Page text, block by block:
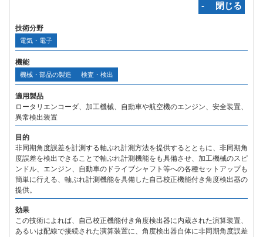
‐ 閉じる
技術分野
電気・電子
機能
機械・部品の製造 検査・検出
適用製品
ロータリエンコーダ、加工機械、自動車や航空機のエンジン、安全装置、
異常検出装置
目的
非同期角度誤差を計測する軸ぶれ計測方法を提供するとともに、非同期角
度誤差を検出できることで軸ぶれ計測機能をも具備させ、加工機械のスピ
ンドル、エンジン、自動車のドライブシャフト等への各種セットアップも
簡単に行える、軸ぶれ計測機能を具備した自己校正機能付き角度検出器の
提供。
効果
この技術によれば、自己校正機能付き角度検出器に内蔵された演算装置、
あるいは配線で接続された演算装置に、角度検出器自体に非同期角度誤差